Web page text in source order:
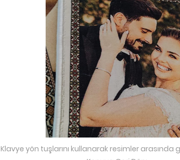
Klavye yön tuşlarını kullanarak resimler arasında